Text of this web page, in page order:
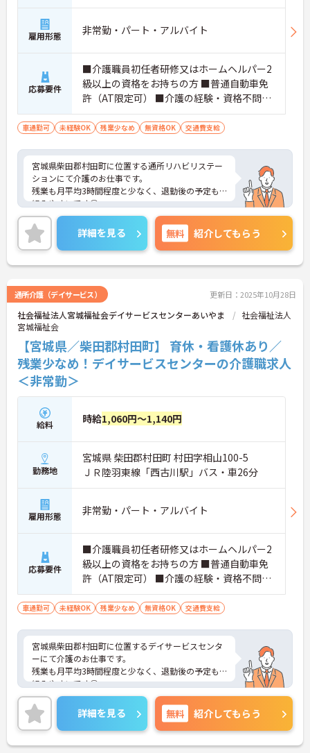
雇用形態 非常勤・パート・アルバイト
応募要件
■介護職員初任者研修又はホームヘルパー2
級以上の資格をお持ちの方 ■普通自動車免
許（AT限定可） ■介護の経験・資格不問
【下記あれば尚可】 ・介護福祉士 ・介護職
員実務者研修（旧ヘルパー1級） ・介護職員
車通勤可 未経験OK 残業少なめ 無資格OK 交通費支給
宮城県柴田郡村田町に位置する通所リハビリステー
ションにて介護のお仕事です。
残業も月平均3時間程度と少なく、退勤後の予定も
組みやすいです◎
資格・経験不問なため、介護職初めての方もぜひご
応募ください！
ご興味のある方には、面接対策ポイントなど、さら
に詳細をお話しいたしますので、お気軽にご相談く
ださい。
詳細を見る 無料 紹介してもらう
通所介護（デイサービス） 更新日：2025年10月28日
社会福祉法人宮城福祉会デイサービスセンターあいやま
社会福祉法人
宮城福祉会
【宮城県／柴田郡村田町】 育休・看護休あり／
残業少なめ！デイサービスセンターの介護職求人
＜非常勤＞
給料 時給1,060円～1,140円
勤務地
宮城県 柴田郡村田町 村田字相山100-5
ＪＲ陸羽東線「西古川駅」バス・車26分
雇用形態 非常勤・パート・アルバイト
応募要件
■介護職員初任者研修又はホームヘルパー2
級以上の資格をお持ちの方 ■普通自動車免
許（AT限定可） ■介護の経験・資格不問
【下記あれば尚可】 ・介護福祉士 ・介護職
員実務者研修（旧ヘルパー1級） ・介護職員
車通勤可 未経験OK 残業少なめ 無資格OK 交通費支給
宮城県柴田郡村田町に位置するデイサービスセンタ
ーにて介護のお仕事です。
残業も月平均3時間程度と少なく、退勤後の予定も
組みやすいです◎
資格・経験不問なため、介護職初めての方もぜひご
応募ください！
ご興味のある方には、面接対策ポイントなど、さら
に詳細をお話しいたしますので、お気軽にご相談く
ださい。
詳細を見る 無料 紹介してもらう